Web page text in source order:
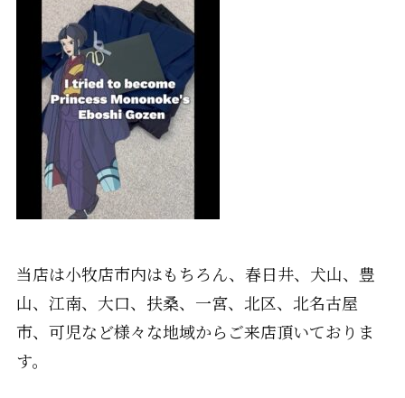
当店は小牧店市内はもちろん、春日井、犬山、豊
山、江南、大口、扶桑、一宮、北区、北名古屋
市、可児など様々な地域からご来店頂いておりま
す。